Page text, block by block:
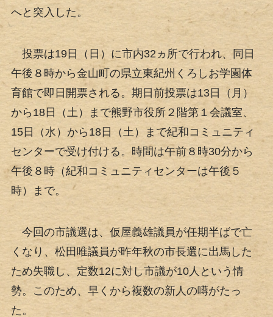
へと突入した。
投票は19日（日）に市内32ヵ所で行われ、同日
午後８時から金山町の県立東紀州くろしお学園体
育館で即日開票される。期日前投票は13日（月）
から18日（土）まで熊野市役所２階第１会議室、
15日（水）から18日（土）まで紀和コミュニティ
センターで受け付ける。時間は午前８時30分から
午後８時（紀和コミュニティセンターは午後５
時）まで。
今回の市議選は、仮屋義雄議員が任期半ばで亡
くなり、松田唯議員が昨年秋の市長選に出馬した
ため失職し、定数12に対し市議が10人という情
勢。このため、早くから複数の新人の噂がたっ
た。